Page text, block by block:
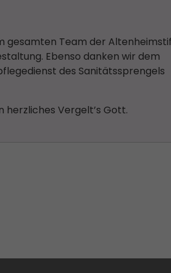
gesamten Team der
Ebenso danken wir dem
des Sanitätssprengels
herzliches Vergelt’s Gott.